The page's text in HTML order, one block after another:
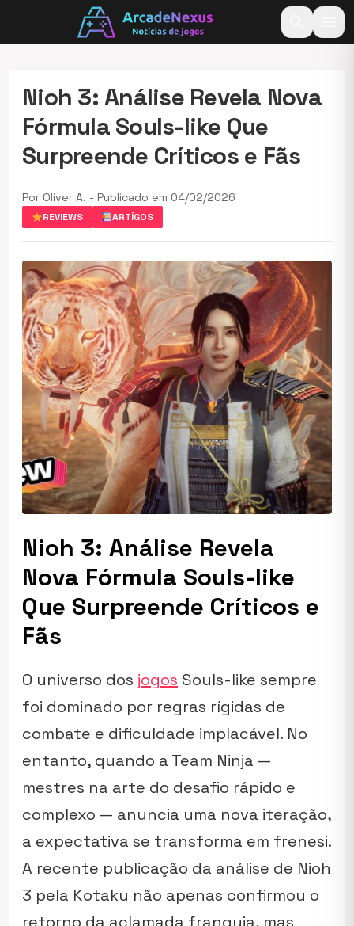
Nioh 3: Análise Revela Nova
Fórmula Souls-like Que
Surpreende Críticos e Fãs
Por Oliver A. - Publicado em 04/02/2026
REVIEWS ARTÍGOS
Nioh 3: Análise Revela
Nova Fórmula Souls-like
Que Surpreende Críticos e
Fãs
O universo dos jogos Souls-like sempre
foi dominado por regras rígidas de
combate e dificuldade implacável. No
entanto, quando a Team Ninja —
mestres na arte do desafio rápido e
complexo — anuncia uma nova iteração,
a expectativa se transforma em frenesi.
A recente publicação da análise de Nioh
3 pela Kotaku não apenas confirmou o